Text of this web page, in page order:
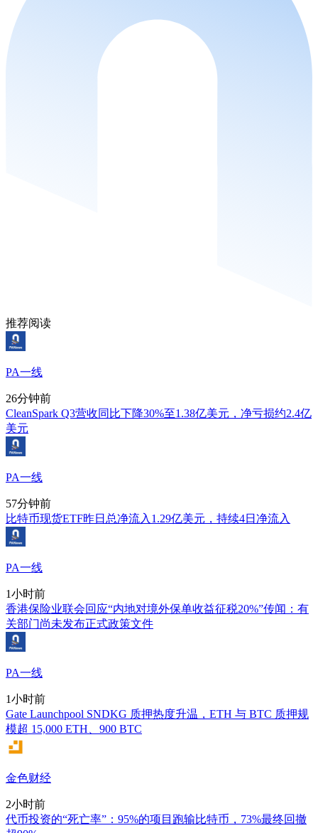
推荐阅读
PA一线
26分钟前
CleanSpark Q3营收同比下降30%至1.38亿美元，净亏损约2.4亿
美元
PA一线
57分钟前
比特币现货ETF昨日总净流入1.29亿美元，持续4日净流入
PA一线
1小时前
香港保险业联会回应“内地对境外保单收益征税20%”传闻：有
关部门尚未发布正式政策文件
PA一线
1小时前
Gate Launchpool SNDKG 质押热度升温，ETH 与 BTC 质押规
模超 15,000 ETH、900 BTC
金色财经
2小时前
代币投资的“死亡率”：95%的项目跑输比特币，73%最终回撤